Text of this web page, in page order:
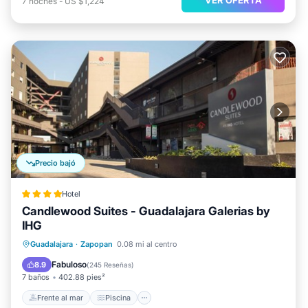
Precio bajó
Hotel
Candlewood Suites - Guadalajara Galerias by
IHG
Guadalajara · Zapopan 0.08 mi al centro
8.9 Fabuloso(245 Reseñas)
7 baños 402.88 pies²
Frente al mar Piscina
Frente al mar Piscina
Balcón/Terraza